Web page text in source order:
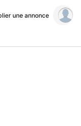
une annonce